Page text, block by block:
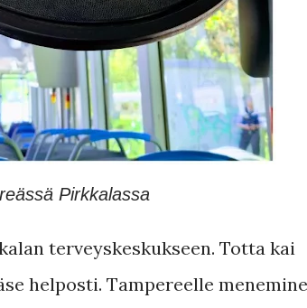
Pirkkalassa
terveyskeskukseen. Totta kai
helposti. Tampereelle